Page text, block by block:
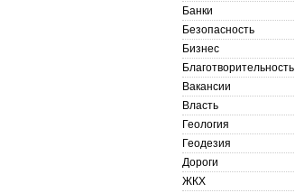
Банки
Безопасность
Бизнес
Благотворительность
Вакансии
Власть
Геология
Геодезия
Дороги
ЖКХ